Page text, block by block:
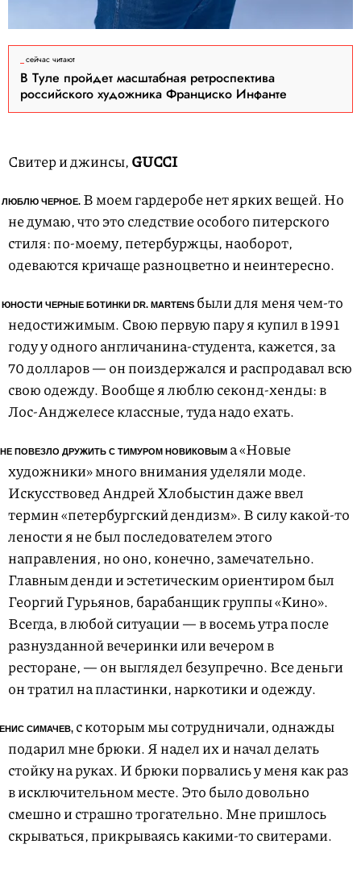
сейчас читают
В Туле пройдет масштабная ретроспектива
российского художника Франциско Инфанте
Свитер и джинсы,GUCCI
ЛЮБЛЮ ЧЕРНОЕ. В моем гардеробе нет ярких вещей. Но
не думаю, что это следствие особого питерского
стиля: по-моему, петербуржцы, наоборот,
одеваются кричаще разноцветно и неинтересно.
ЮНОСТИ ЧЕРНЫЕ БОТИНКИ DR. MARTENS были для меня чем-то
недостижимым. Свою первую пару я купил в 1991
году у одного англичанина-студента, кажется, за
70 долларов — он поиздержался и распродавал всю
свою одежду. Вообще я люблю секонд-хенды: в
Лос-Анджелесе классные, туда надо ехать.
ПОВЕЗЛО ДРУЖИТЬ С ТИМУРОМ НОВИКОВЫМ а «Новые
художники» много внимания уделяли моде.
Искусствовед Андрей Хлобыстин даже ввел
термин «петербургский дендизм». В силу какой-то
лености я не был последователем этого
направления, но оно, конечно, замечательно.
Главным денди и эстетическим ориентиром был
Георгий Гурьянов, барабанщик группы «Кино».
Всегда, в любой ситуации — в восемь утра после
разнузданной вечеринки или вечером в
ресторане, — он выглядел безупречно. Все деньги
он тратил на пластинки, наркотики и одежду.
СИМАЧЕВ, с которым мы сотрудничали, однажды
подарил мне брюки. Я надел их и начал делать
стойку на руках. И брюки порвались у меня как раз
в исключительном месте. Это было довольно
смешно и страшно трогательно. Мне пришлось
скрываться, прикрываясь какими-то свитерами.